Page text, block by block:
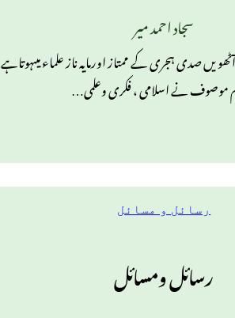
سجاد احمد میر
صدی ہجری کے ممتاز اورمایہ ناز علماء میںہوتاہے
موصوف نے اسلامی ، فکری وعلمی…
رسائل و مسائل
رسائل ومسائل